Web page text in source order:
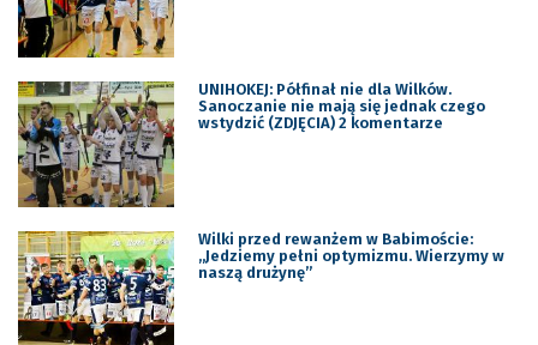
UNIHOKEJ: Półfinał nie dla Wilków.
Sanoczanie nie mają się jednak czego
wstydzić (ZDJĘCIA) 2 komentarze
Wilki przed rewanżem w Babimoście:
„Jedziemy pełni optymizmu. Wierzymy w
naszą drużynę”